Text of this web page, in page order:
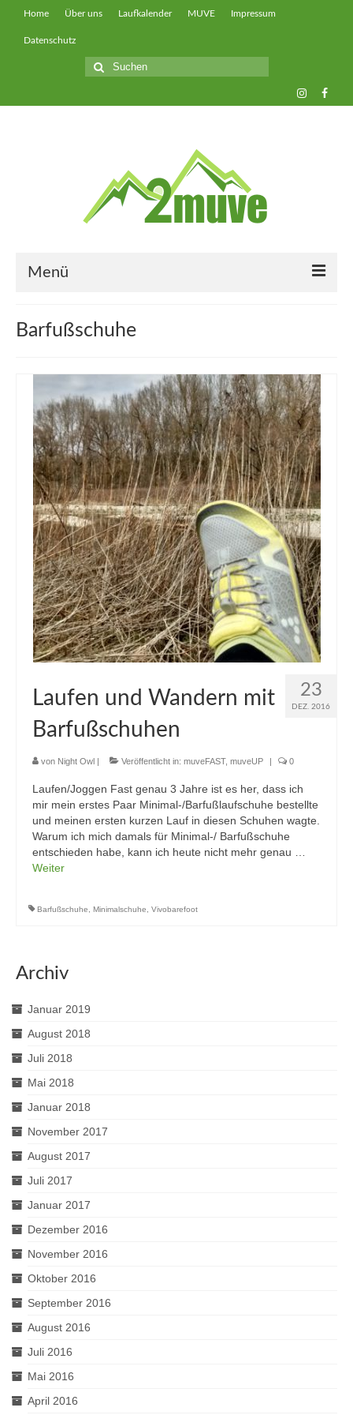
Home Über uns Laufkalender MUVE Impressum
Datenschutz
Suche
nach:
Menü
muveLIVELY
muveBOLDLY
muveFAR
Barfußschuhe
23
DEZ. 2016
Laufen und Wandern mit
Barfußschuhen
von Night Owl Veröffentlicht in: muveFAST, muveUP 0
Laufen/Joggen Fast genau 3 Jahre ist es her, dass ich
mir mein erstes Paar Minimal-/Barfußlaufschuhe bestellte
und meinen ersten kurzen Lauf in diesen Schuhen wagte.
Warum ich mich damals für Minimal-/ Barfußschuhe
entschieden habe, kann ich heute nicht mehr genau …
Weiter
Barfußschuhe, Minimalschuhe, Vivobarefoot
Archiv
Januar 2019
August 2018
Juli 2018
Mai 2018
Januar 2018
November 2017
August 2017
Juli 2017
Januar 2017
Dezember 2016
November 2016
Oktober 2016
September 2016
August 2016
Juli 2016
Mai 2016
April 2016